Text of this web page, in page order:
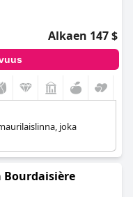
Alkaen 147 $
joka
Bourdaisière